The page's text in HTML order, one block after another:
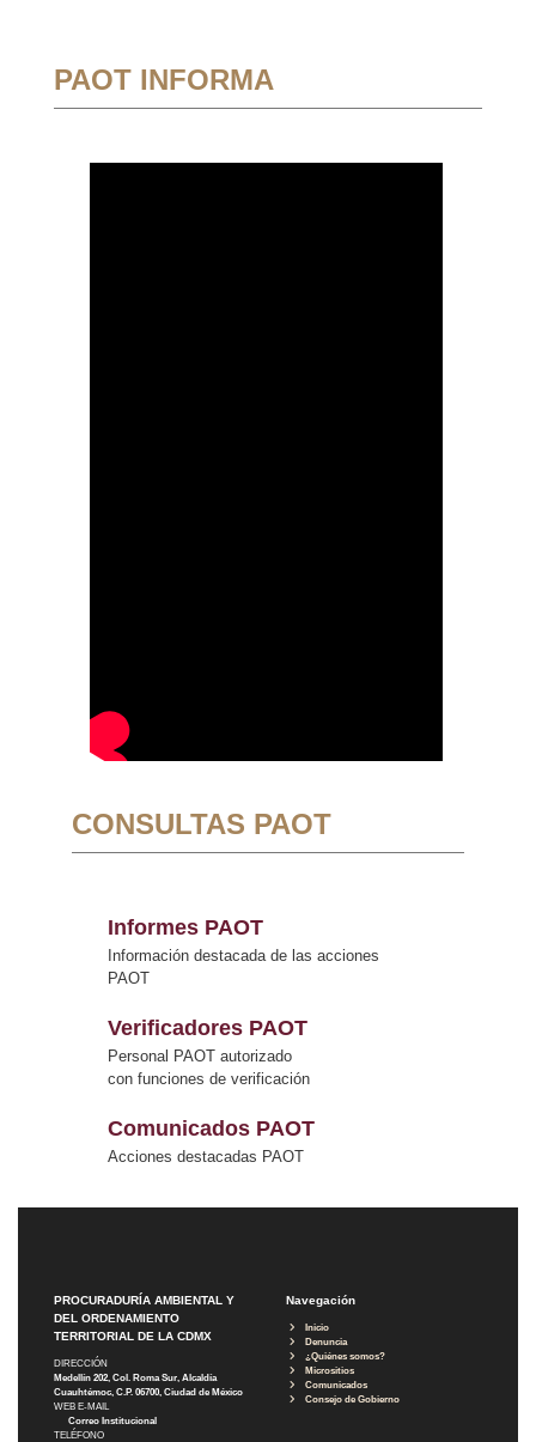
PAOT INFORMA
CONSULTAS PAOT
Informes PAOT
Información destacada de las acciones
PAOT
Verificadores PAOT
Personal PAOT autorizado
con funciones de verificación
Comunicados PAOT
Acciones destacadas PAOT
PROCURADURÍA AMBIENTAL Y
DEL ORDENAMIENTO
TERRITORIAL DE LA CDMX
DIRECCIÓN
Medellín 202, Col. Roma Sur, Alcaldía
Cuauhtémoc, C.P. 06700, Ciudad de México
WEB E-MAIL
Correo Institucional
TELÉFONO
Navegación
Inicio
Denuncia
¿Quiénes somos?
Micrositios
Comunicados
Consejo de Gobierno